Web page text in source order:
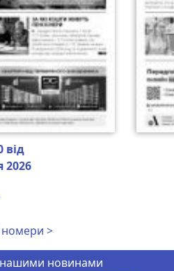
від
2026
номери >
нашими новинами